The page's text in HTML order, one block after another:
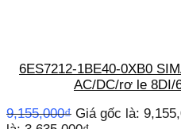
6ES7212-1BE40-0XB0
AC/DC/rơ le 8DI/
9,155,000₫ Giá gốc là: